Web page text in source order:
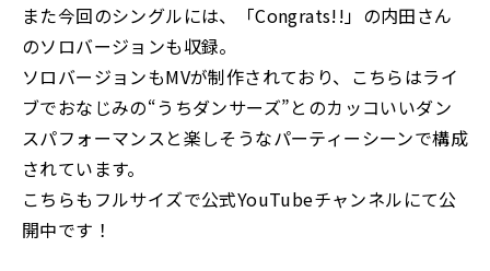
また今回のシングルには、「Congrats!!」の内田さん
のソロバージョンも収録。
ソロバージョンもMVが制作されており、こちらはライ
ブでおなじみの“うちダンサーズ”とのカッコいいダン
スパフォーマンスと楽しそうなパーティーシーンで構成
されています。
こちらもフルサイズで公式YouTubeチャンネルにて公
開中です！